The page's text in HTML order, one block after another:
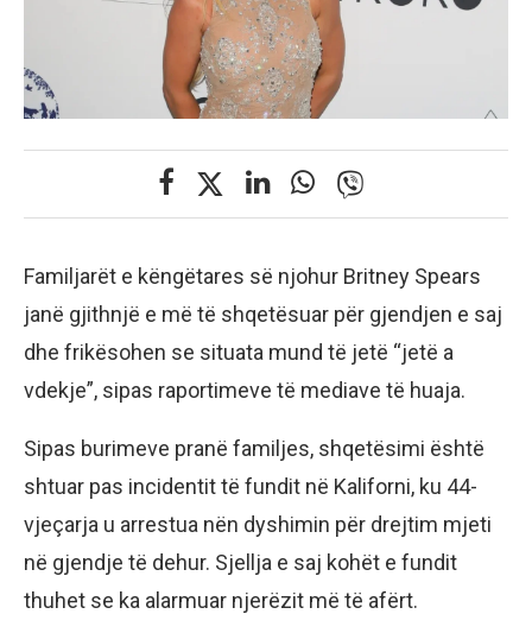
Familjarët e këngëtares së njohur Britney Spears
janë gjithnjë e më të shqetësuar për gjendjen e saj
dhe frikësohen se situata mund të jetë “jetë a
vdekje”, sipas raportimeve të mediave të huaja.
Sipas burimeve pranë familjes, shqetësimi është
shtuar pas incidentit të fundit në Kaliforni, ku 44-
vjeçarja u arrestua nën dyshimin për drejtim mjeti
në gjendje të dehur. Sjellja e saj kohët e fundit
thuhet se ka alarmuar njerëzit më të afërt.